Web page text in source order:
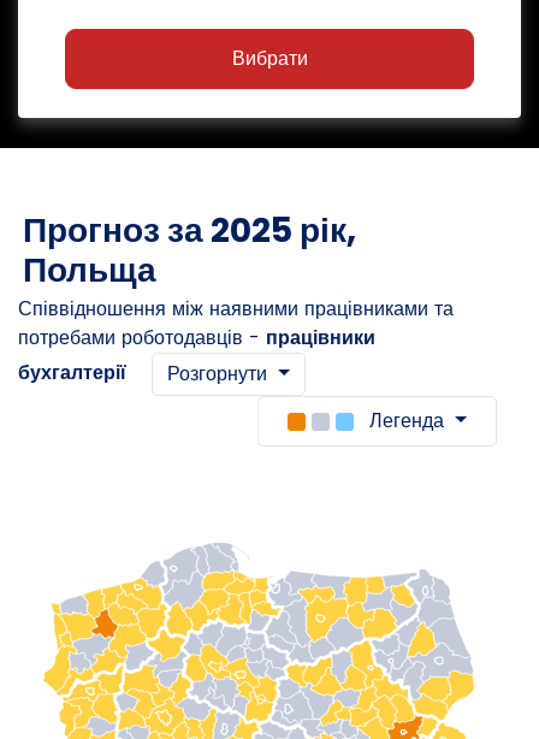
Вибрати
Прогноз за 2025 рік,
Польща
Співвідношення між наявними працівниками та
потребами роботодавців - працівники
бухгалтерії
Розгорнути
Легенда